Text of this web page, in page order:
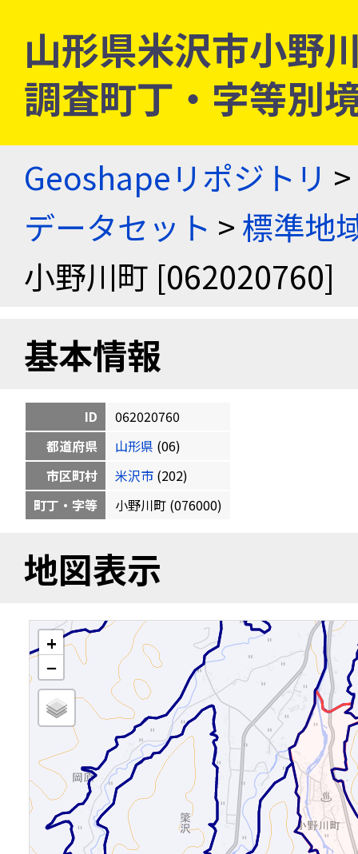
山形県米沢市小野
調査町丁・字等別
Geoshapeリポジトリ >
データセット >標準地
小野川町 [062020760]
基本情報
ID
062020760
都道府県
山形県 (06)
市区町村
米沢市 (202)
町丁・字等
小野川町 (076000)
地図表示
+
−